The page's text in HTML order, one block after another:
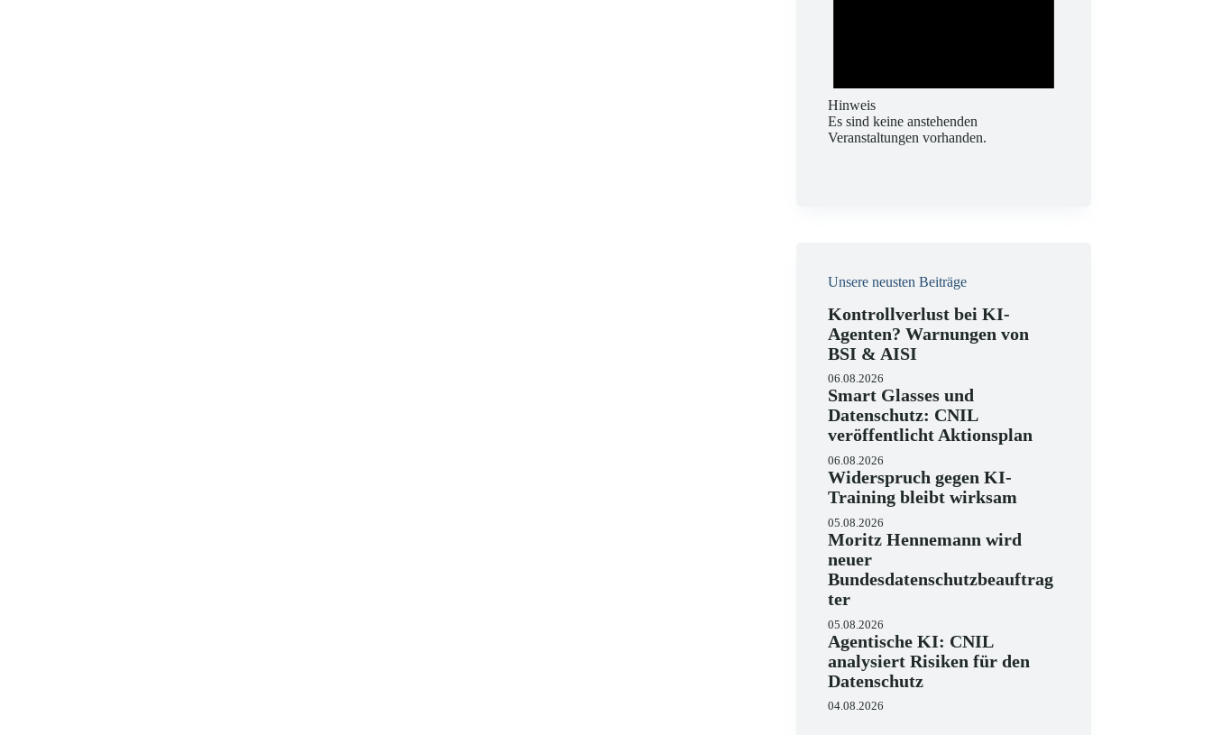
Hinweis
Es sind keine anstehenden
Veranstaltungen vorhanden.
Unsere neusten Beiträge
Kontrollverlust bei KI-
Agenten? Warnungen von
BSI & AISI
06.08.2026
Smart Glasses und
Datenschutz: CNIL
veröffentlicht Aktionsplan
06.08.2026
Widerspruch gegen KI-
Training bleibt wirksam
05.08.2026
Moritz Hennemann wird
neuer
Bundesdatenschutzbeauftrag
ter
05.08.2026
Agentische KI: CNIL
analysiert Risiken für den
Datenschutz
04.08.2026